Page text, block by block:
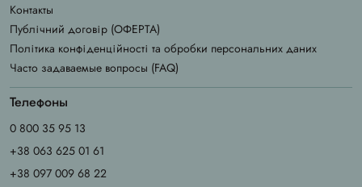
Контакты
Публічний договір (ОФЕРТА)
Політика конфіденційності та обробки персональних даних
Часто задаваемые вопросы (FAQ)
Телефоны
0 800 35 95 13
+38 063 625 01 61
+38 097 009 68 22